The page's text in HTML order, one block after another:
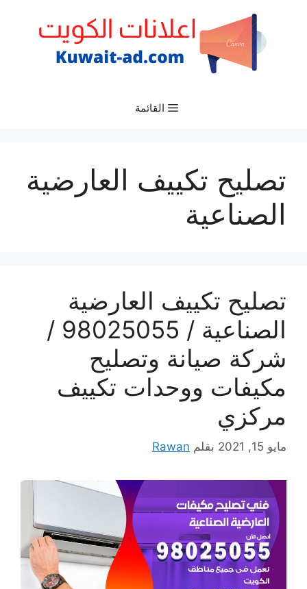
القائمة
تصليح تكييف العارضية
الصناعية
تصليح تكييف العارضية
الصناعية / 98025055 /
شركة صيانة وتصليح
مكيفات ووحدات تكييف
مركزي
مايو 15, 2021 بقلم Rawan